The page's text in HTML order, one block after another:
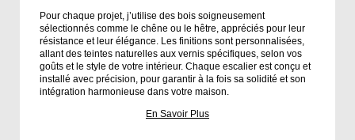
Pour chaque projet, j’utilise des bois soigneusement
sélectionnés comme le chêne ou le hêtre, appréciés pour leur
résistance et leur élégance. Les finitions sont personnalisées,
allant des teintes naturelles aux vernis spécifiques, selon vos
goûts et le style de votre intérieur. Chaque escalier est conçu et
installé avec précision, pour garantir à la fois sa solidité et son
intégration harmonieuse dans votre maison.
En Savoir Plus